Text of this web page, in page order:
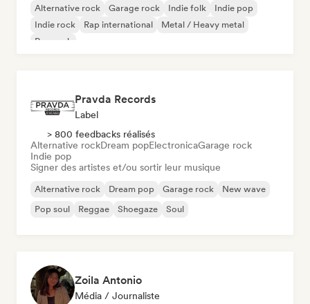
Alternative rock Garage rock Indie folk
Indie pop
Indie rock
Rap international
Metal / Heavy metal
Pop rock
Pravda Records
Label
> 800 feedbacks réalisés
Alternative rockDream popElectronicaGarage rock
Indie pop
Signer des artistes et/ou sortir leur musique
Alternative rock Dream pop Garage rock
New wave
Pop soul
Reggae Shoegaze Soul
Zoila Antonio
Média / Journaliste